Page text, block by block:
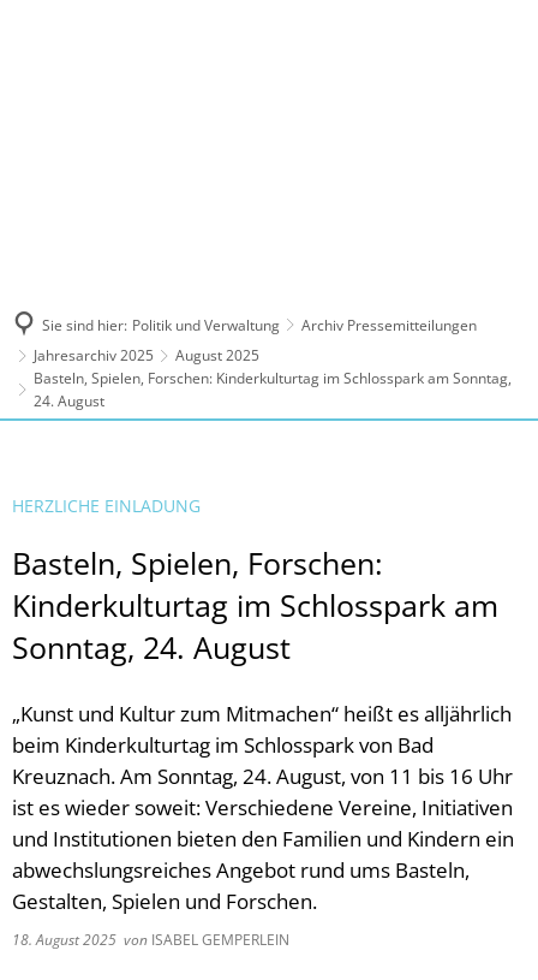
Sie sind hier: Politik und Verwaltung
Archiv Pressemitteilungen
Jahresarchiv 2025
August 2025
Basteln, Spielen, Forschen: Kinderkulturtag im Schlosspark am Sonntag,
24. August
HERZLICHE EINLADUNG
Basteln, Spielen, Forschen:
Kinderkulturtag im Schlosspark am
Sonntag, 24. August
„Kunst und Kultur zum Mitmachen“ heißt es alljährlich
beim Kinderkulturtag im Schlosspark von Bad
Kreuznach. Am Sonntag, 24. August, von 11 bis 16 Uhr
ist es wieder soweit: Verschiedene Vereine, Initiativen
und Institutionen bieten den Familien und Kindern ein
abwechslungsreiches Angebot rund ums Basteln,
Gestalten, Spielen und Forschen.
18. August 2025 von ISABEL GEMPERLEIN